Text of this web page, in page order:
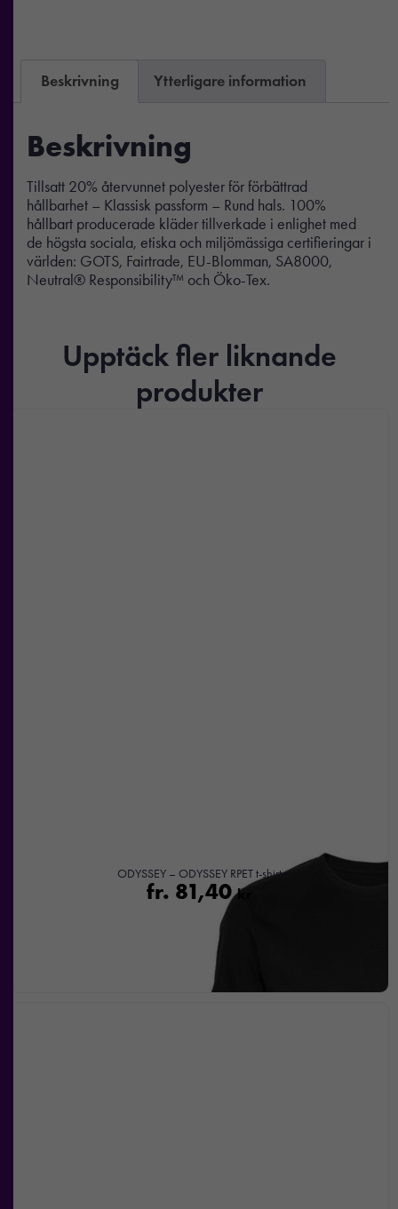
Beskrivning Ytterligare information
Beskrivning
Tillsatt 20% återvunnet polyester för förbättrad
hållbarhet – Klassisk passform – Rund hals. 100%
hållbart producerade kläder tillverkade i enlighet med
de högsta sociala, etiska och miljömässiga certifieringar i
världen: GOTS, Fairtrade, EU-Blomman, SA8000,
Neutral® Responsibility™ och Öko-Tex.
Upptäck fler liknande
produkter
ODYSSEY – ODYSSEY RPET t-shirt
fr. 81,40kr